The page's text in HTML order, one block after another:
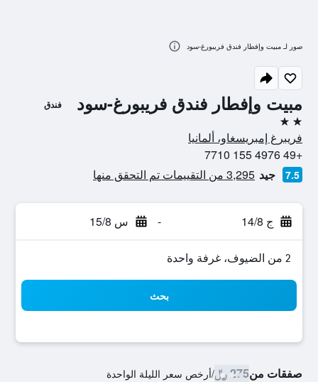
مبيت وإفطار فندق فريبورغ-سود فندق
2 نجمتين
فريبرغ إمبريسغاو، ألمانيا
+49 4976 155 7710
7.5 جيد 3,295 من التقييمات تم التحقق منها
ج 14/8 - س 15/8
2 من الضيوف، غرفة واحدة
بحث
صفقات من275 ﷼ /أرخص سعر الليلة الواحدة
صور لـ مبيت وإفطار فندق فريبورغ-سود